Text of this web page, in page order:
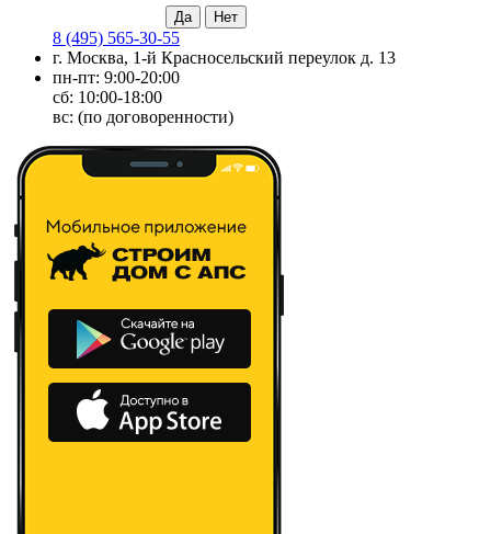
8 (495) 565-30-55
г. Москва, 1-й Красносельский переулок д. 13
пн-пт: 9:00-20:00
сб: 10:00-18:00
вс: (по договоренности)